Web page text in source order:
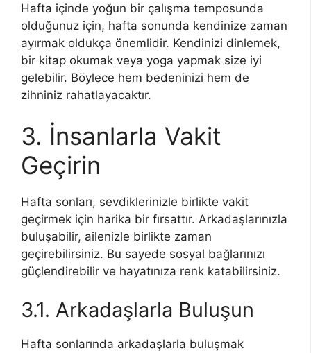
Hafta içinde yoğun bir çalışma temposunda
olduğunuz için, hafta sonunda kendinize zaman
ayırmak oldukça önemlidir. Kendinizi dinlemek,
bir kitap okumak veya yoga yapmak size iyi
gelebilir. Böylece hem bedeninizi hem de
zihniniz rahatlayacaktır.
3. İnsanlarla Vakit
Geçirin
Hafta sonları, sevdiklerinizle birlikte vakit
geçirmek için harika bir fırsattır. Arkadaşlarınızla
buluşabilir, ailenizle birlikte zaman
geçirebilirsiniz. Bu sayede sosyal bağlarınızı
güçlendirebilir ve hayatınıza renk katabilirsiniz.
3.1. Arkadaşlarla Buluşun
Hafta sonlarında arkadaşlarla buluşmak